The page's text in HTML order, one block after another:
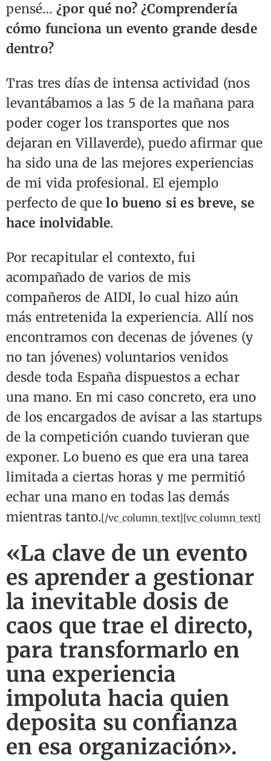
pensé…¿por qué no? ¿Comprendería
cómo funciona un evento grande desde
dentro?
Tras tres días de intensa actividad (nos
levantábamos a las 5 de la mañana para
poder coger los transportes que nos
dejaran en Villaverde), puedo afirmar que
ha sido una de las mejores experiencias
de mi vida profesional. El ejemplo
perfecto de quelo bueno si es breve, se
hace inolvidable.
Por recapitular el contexto, fui
acompañado de varios de mis
compañeros de AIDI, lo cual hizo aún
más entretenida la experiencia. Allí nos
encontramos con decenas de jóvenes (y
no tan jóvenes) voluntarios venidos
desde toda España dispuestos a echar
una mano. En mi caso concreto, era uno
de los encargados de avisar a las startups
de la competición cuando tuvieran que
exponer. Lo bueno es que era una tarea
limitada a ciertas horas y me permitió
echar una mano en todas las demás
mientras tanto.[/vc_column_text][vc_column_text]
«La clave de un evento
es aprender a gestionar
la inevitable dosis de
caos que trae el directo,
para transformarlo en
una experiencia
impoluta hacia quien
deposita su confianza
en esa organización».